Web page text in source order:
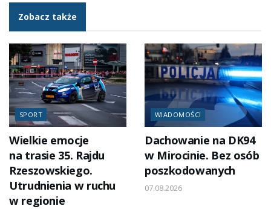
Zobacz także
SPORT
Wielkie emocje
na trasie 35. Rajdu
Rzeszowskiego.
Utrudnienia w ruchu
w regionie
WIADOMOŚCI
Dachowanie na DK94
w Mirocinie. Bez osób
poszkodowanych
07.08.2026